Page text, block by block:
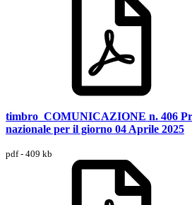
timbro_COMUNICAZIONE n. 406
nazionale per il giorno 04 Aprile 2025
pdf - 409 kb